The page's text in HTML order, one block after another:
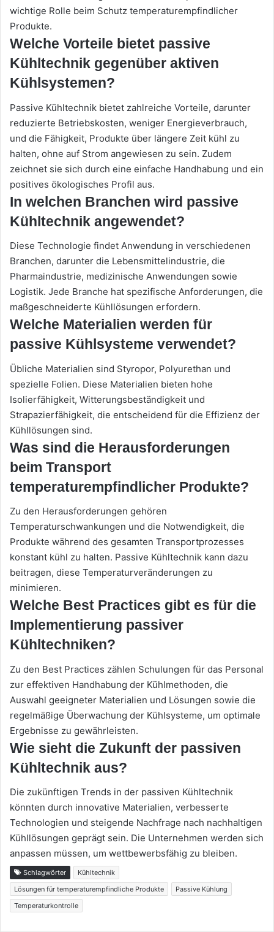
wichtige Rolle beim Schutz temperaturempfindlicher
Produkte.
Welche Vorteile bietet passive
Kühltechnik gegenüber aktiven
Kühlsystemen?
Passive Kühltechnik bietet zahlreiche Vorteile, darunter
reduzierte Betriebskosten, weniger Energieverbrauch,
und die Fähigkeit, Produkte über längere Zeit kühl zu
halten, ohne auf Strom angewiesen zu sein. Zudem
zeichnet sie sich durch eine einfache Handhabung und ein
positives ökologisches Profil aus.
In welchen Branchen wird passive
Kühltechnik angewendet?
Diese Technologie findet Anwendung in verschiedenen
Branchen, darunter die Lebensmittelindustrie, die
Pharmaindustrie, medizinische Anwendungen sowie
Logistik. Jede Branche hat spezifische Anforderungen, die
maßgeschneiderte Kühllösungen erfordern.
Welche Materialien werden für
passive Kühlsysteme verwendet?
Übliche Materialien sind Styropor, Polyurethan und
spezielle Folien. Diese Materialien bieten hohe
Isolierfähigkeit, Witterungsbeständigkeit und
Strapazierfähigkeit, die entscheidend für die Effizienz der
Kühllösungen sind.
Was sind die Herausforderungen
beim Transport
temperaturempfindlicher Produkte?
Zu den Herausforderungen gehören
Temperaturschwankungen und die Notwendigkeit, die
Produkte während des gesamten Transportprozesses
konstant kühl zu halten. Passive Kühltechnik kann dazu
beitragen, diese Temperaturveränderungen zu
minimieren.
Welche Best Practices gibt es für die
Implementierung passiver
Kühltechniken?
Zu den Best Practices zählen Schulungen für das Personal
zur effektiven Handhabung der Kühlmethoden, die
Auswahl geeigneter Materialien und Lösungen sowie die
regelmäßige Überwachung der Kühlsysteme, um optimale
Ergebnisse zu gewährleisten.
Wie sieht die Zukunft der passiven
Kühltechnik aus?
Die zukünftigen Trends in der passiven Kühltechnik
könnten durch innovative Materialien, verbesserte
Technologien und steigende Nachfrage nach nachhaltigen
Kühllösungen geprägt sein. Die Unternehmen werden sich
anpassen müssen, um wettbewerbsfähig zu bleiben.
Schlagwörter
Kühltechnik
Lösungen für temperaturempfindliche Produkte
Passive Kühlung
Temperaturkontrolle